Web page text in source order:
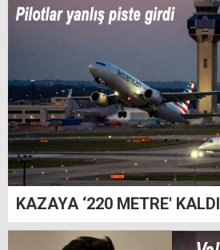
KAZAYA ‘220 METRE' KALDI